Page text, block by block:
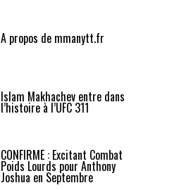
A propos de mmanytt.fr
Islam Makhachev entre dans
l’histoire à l’UFC 311
CONFIRMÉ : Excitant Combat
Poids Lourds pour Anthony
Joshua en Septembre